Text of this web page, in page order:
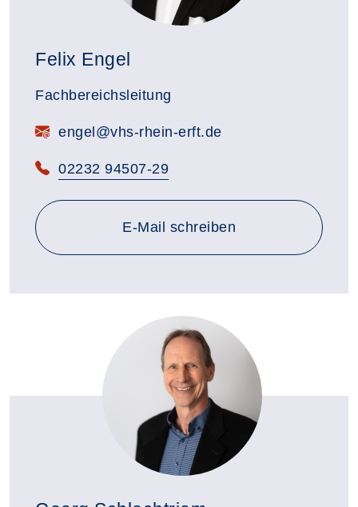
Felix Engel
Fachbereichsleitung
E-Mail:engel@vhs-rhein-erft.de
Telefon:
02232 94507-29
E-Mail schreiben